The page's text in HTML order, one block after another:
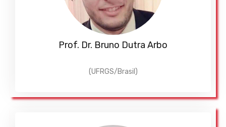
Prof. Dr. Bruno Dutra Arbo
(UFRGS/Brasil)